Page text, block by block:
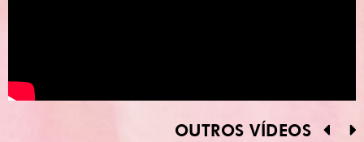
OUTROS VÍDEOS